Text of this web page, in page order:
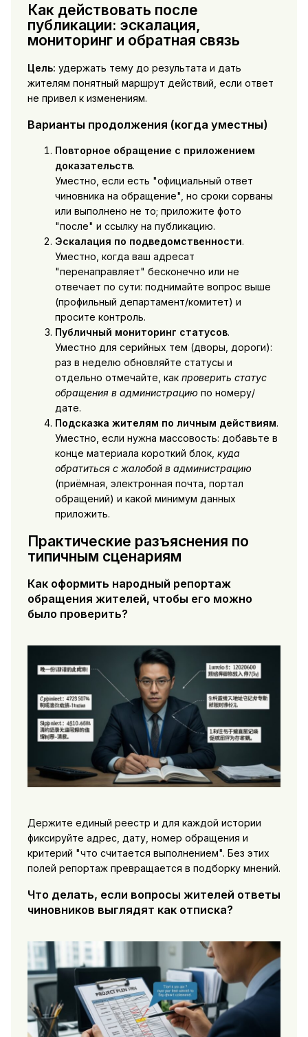
Как действовать после
публикации: эскалация,
мониторинг и обратная связь
Цель: удержать тему до результата и дать
жителям понятный маршрут действий, если ответ
не привел к изменениям.
Варианты продолжения (когда уместны)
Повторное обращение с приложением
доказательств.
Уместно, если есть "официальный ответ
чиновника на обращение", но сроки сорваны
или выполнено не то; приложите фото
"после" и ссылку на публикацию.
Эскалация по подведомственности.
Уместно, когда ваш адресат
"перенаправляет" бесконечно или не
отвечает по сути: поднимайте вопрос выше
(профильный департамент/комитет) и
просите контроль.
Публичный мониторинг статусов.
Уместно для серийных тем (дворы, дороги):
раз в неделю обновляйте статусы и
отдельно отмечайте, как проверить статус
обращения в администрациюпо номеру/
дате.
Подсказка жителям по личным действиям.
Уместно, если нужна массовость: добавьте в
конце материала короткий блок, куда
обратиться с жалобой в администрацию
(приёмная, электронная почта, портал
обращений) и какой минимум данных
приложить.
Практические разъяснения по
типичным сценариям
Как оформить народный репортаж
обращения жителей, чтобы его можно
было проверить?
Держите единый реестр и для каждой истории
фиксируйте адрес, дату, номер обращения и
критерий "что считается выполнением". Без этих
полей репортаж превращается в подборку мнений.
Что делать, если вопросы жителей ответы
чиновников выглядят как отписка?